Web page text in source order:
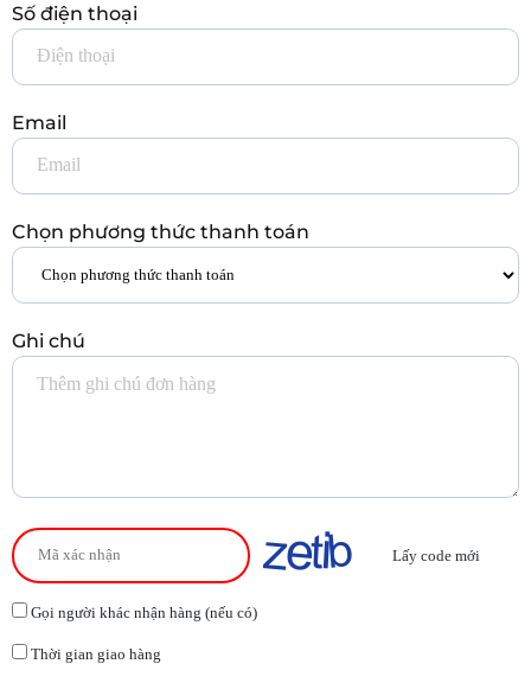
Số điện thoại
Email
Chọn phương thức thanh toán
Ghi chú
Lấy code mới
Gọi người khác nhận hàng (nếu có)
Thời gian giao hàng